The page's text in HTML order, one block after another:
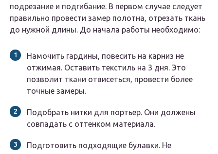
подрезание и подгибание. В первом случае следует
правильно провести замер полотна, отрезать ткань
до нужной длины. До начала работы необходимо:
Намочить гардины, повесить на карниз не
отжимая. Оставить текстиль на 3 дня. Это
позволит ткани отвисеться, провести более
точные замеры.
Подобрать нитки для портьер. Они должены
совпадать с оттенком материала.
Подготовить подходящие булавки. Не